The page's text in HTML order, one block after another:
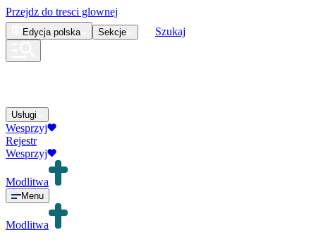
Przejdz do tresci glownej
Edycja polska Sekcje Szukaj
Usługi
Wesprzyj
Rejestr
Wesprzyj
Modlitwa
Menu
Modlitwa